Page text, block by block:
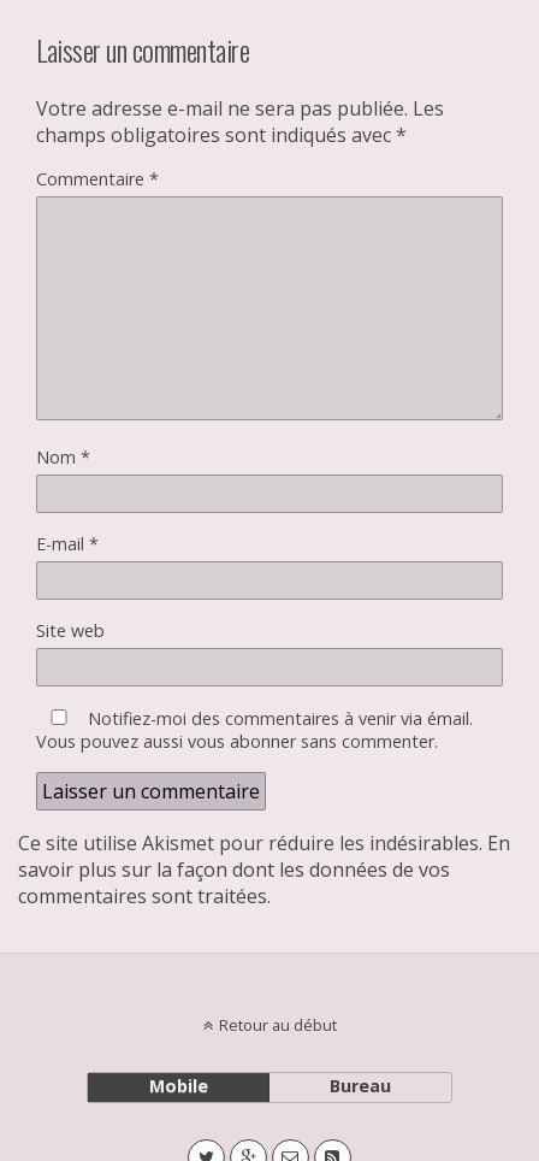
Laisser un commentaire
Votre adresse e-mail ne sera pas publiée. Les
champs obligatoires sont indiqués avec*
Commentaire *
Nom *
E-mail *
Site web
Notifiez-moi des commentaires à venir via émail.
Vous pouvez aussi vous abonnersans commenter.
Ce site utilise Akismet pour réduire les indésirables. En
savoir plus sur la façon dont les données de vos
commentaires sont traitées.
Retour au début
Mobile Bureau